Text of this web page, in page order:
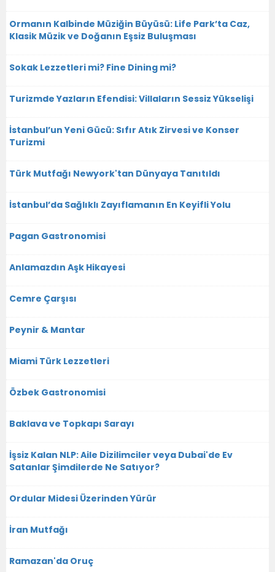
Ormanın Kalbinde Müziğin Büyüsü: Life Park’ta Caz,
Klasik Müzik ve Doğanın Eşsiz Buluşması
Sokak Lezzetleri mi? Fine Dining mi?
Turizmde Yazların Efendisi: Villaların Sessiz Yükselişi
İstanbul’un Yeni Gücü: Sıfır Atık Zirvesi ve Konser
Turizmi
Türk Mutfağı Newyork'tan Dünyaya Tanıtıldı
İstanbul’da Sağlıklı Zayıflamanın En Keyifli Yolu
Pagan Gastronomisi
Anlamazdın Aşk Hikayesi
Cemre Çarşısı
Peynir & Mantar
Miami Türk Lezzetleri
Özbek Gastronomisi
Baklava ve Topkapı Sarayı
İşsiz Kalan NLP: Aile Dizilimciler veya Dubai'de Ev
Satanlar Şimdilerde Ne Satıyor?
Ordular Midesi Üzerinden Yürür
İran Mutfağı
Ramazan'da Oruç